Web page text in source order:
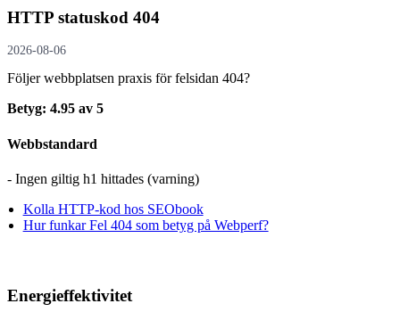
HTTP statuskod 404
2026-08-06
Följer webbplatsen praxis för felsidan 404?
Betyg: 4.95 av 5
Webbstandard
- Ingen giltig h1 hittades (varning)
Kolla HTTP-kod hos SEObook
Hur funkar Fel 404 som betyg på Webperf?
Energieffektivitet